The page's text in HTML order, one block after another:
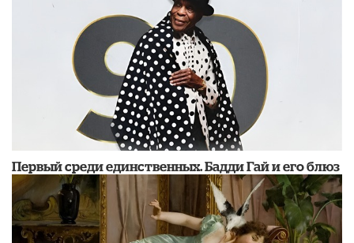
Первый среди единственных. Бадди Гай и его блюз